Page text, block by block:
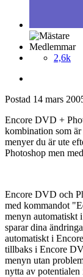
Medlemmar
2,6k
Postad 14 mars
Encore DVD +
kombination som
menyer du är ute
Photoshop men
Encore DVD och
med kommandot
menyn automatiskt
sparar dina
automatiskt i
tillbaks i Encore
menyn utan
nytta av potentialen